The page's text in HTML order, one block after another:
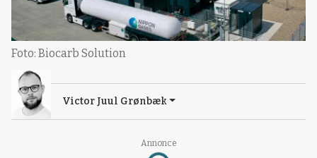
Annonce
Foto: Biocarb Solution
Victor Juul Grønbæk